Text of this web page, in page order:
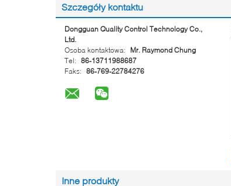
Szczegóły kontaktu
Dongguan Quality Control Technology Co.,
Ltd.
Osoba kontaktowa:
Mr. Raymond Chung
Tel: 86-13711988687
Faks: 86-769-22784276
Inne produkty